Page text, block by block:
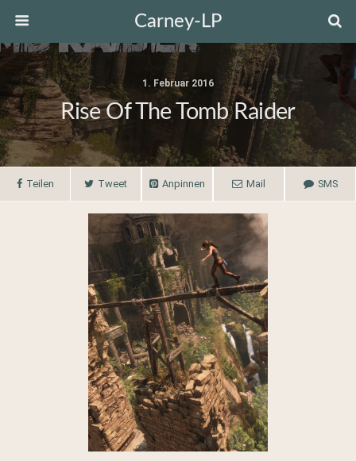
Carney-LP
1. Februar 2016
Rise Of The Tomb Raider
Teilen Tweet Anpinnen Mail SMS